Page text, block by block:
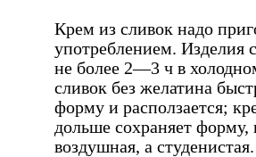
Крем из сливок надо
употреблением. Изделия
не более 2—3 ч в
сливок без желатина
форму и расползается;
дольше сохраняет форму,
воздушная, а студенистая.